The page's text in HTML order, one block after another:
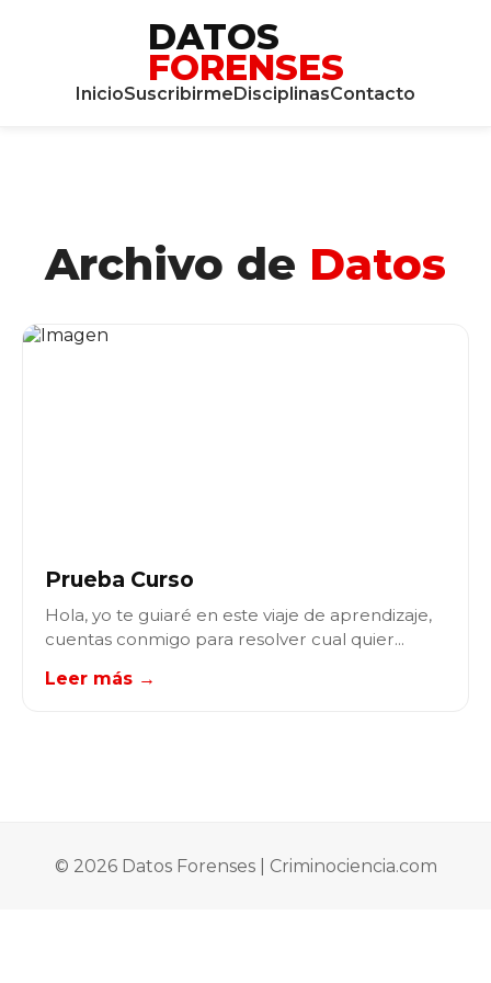
DATOS
FORENSES
InicioSuscribirmeDisciplinasContacto
Archivo de Datos
Prueba Curso
Hola, yo te guiaré en este viaje de aprendizaje,
cuentas conmigo para resolver cual quier...
Leer más →
© 2026 Datos Forenses | Criminociencia.com